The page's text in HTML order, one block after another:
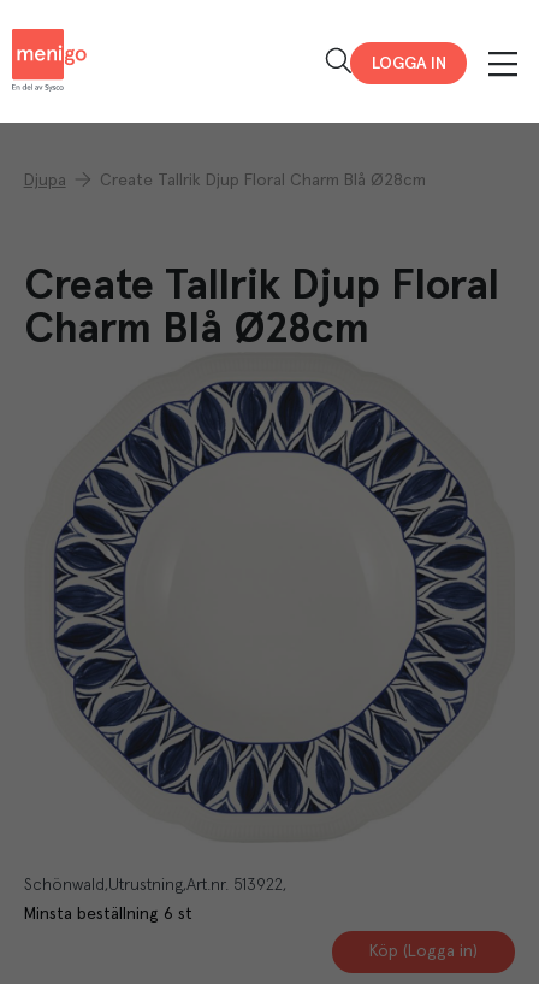
LOGGA IN
Djupa Create Tallrik Djup Floral Charm Blå Ø28cm
Create Tallrik Djup Floral
Charm Blå Ø28cm
Schönwald Utrustning Art.nr. 513922
Minsta beställning 6 st
Köp (Logga in)